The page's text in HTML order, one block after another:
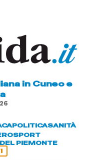
in Cuneo e
POLITICASANITÀ
SPORT
PIEMONTE